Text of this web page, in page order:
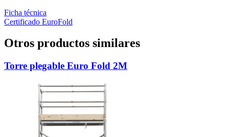
Ficha técnica
Certificado EuroFold
Otros productos similares
Torre plegable Euro Fold 2M